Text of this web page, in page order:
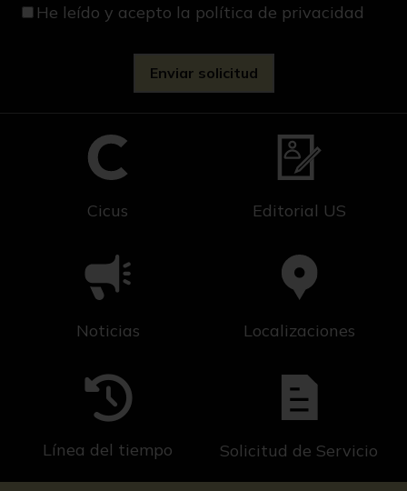
He leído y acepto la política de privacidad
Cicus Editorial US
Noticias Localizaciones
Línea del tiempo Solicitud de Servicio